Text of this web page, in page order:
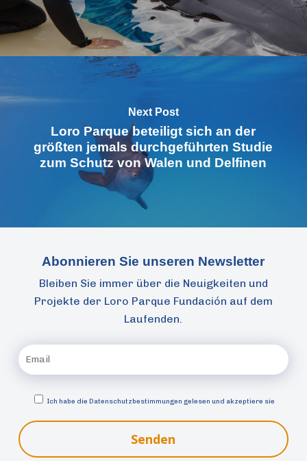
Next Post
Loro Parque beteiligt sich an der
größten jemals durchgeführten Studie
zum Schutz von Walen und Delfinen
Abonnieren Sie unseren Newsletter
Bleiben Sie immer über die Neuigkeiten und
Projekte der Loro Parque Fundación auf dem
Laufenden.
Ich habe dieDatenschutzbestimmungen gelesen und akzeptiere sie
Senden